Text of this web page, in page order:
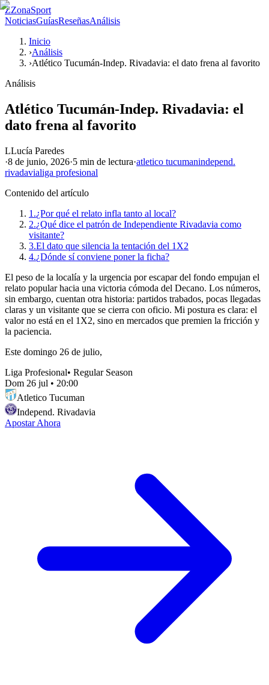
ZZonaSport
NoticiasGuíasReseñasAnálisis
Inicio
›Análisis
›Atlético Tucumán-Indep. Rivadavia: el dato frena al favorito
Análisis
Atlético Tucumán-Indep. Rivadavia: el
dato frena al favorito
LLucía Paredes
·8 de junio, 2026·5 min de lectura·atletico tucumanindepend.
rivadavialiga profesional
Contenido del artículo
1.¿Por qué el relato infla tanto al local?
2.¿Qué dice el patrón de Independiente Rivadavia como
visitante?
3.El dato que silencia la tentación del 1X2
4.¿Dónde sí conviene poner la ficha?
El peso de la localía y la urgencia por escapar del fondo empujan el
relato popular hacia una victoria cómoda del Decano. Los números,
sin embargo, cuentan otra historia: partidos trabados, pocas llegadas
claras y un visitante que se cierra con oficio. Mi postura es clara: el
valor no está en el 1X2, sino en mercados que premien la fricción y
la paciencia.
Este domingo 26 de julio,
Liga Profesional• Regular Season
Dom 26 jul • 20:00
Atletico Tucuman
Independ. Rivadavia
Apostar Ahora